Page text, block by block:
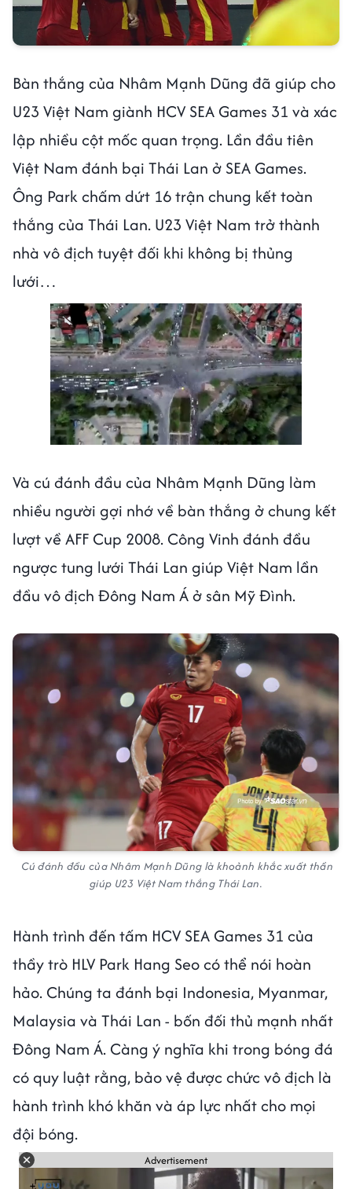
Bàn thắng của Nhâm Mạnh Dũng đã giúp cho
U23 Việt Nam giành HCV SEA Games 31 và xác
lập nhiều cột mốc quan trọng. Lần đầu tiên
Việt Nam đánh bại Thái Lan ở SEA Games.
Ông Park chấm dứt 16 trận chung kết toàn
thắng của Thái Lan. U23 Việt Nam trở thành
nhà vô địch tuyệt đối khi không bị thủng
lưới…
Và cú đánh đầu của Nhâm Mạnh Dũng làm
nhiều người gợi nhớ về bàn thắng ở chung kết
lượt về AFF Cup 2008. Công Vinh đánh đầu
ngược tung lưới Thái Lan giúp Việt Nam lần
đầu vô địch Đông Nam Á ở sân Mỹ Đình.
Cú đánh đầu của Nhâm Mạnh Dũng là khoảnh khắc xuất thần
giúp U23 Việt Nam thắng Thái Lan.
Hành trình đến tấm HCV SEA Games 31 của
thầy trò HLV Park Hang Seo có thể nói hoàn
hảo. Chúng ta đánh bại Indonesia, Myanmar,
Malaysia và Thái Lan - bốn đối thủ mạnh nhất
Đông Nam Á. Càng ý nghĩa khi trong bóng đá
có quy luật rằng, bảo vệ được chức vô địch là
hành trình khó khăn và áp lực nhất cho mọi
đội bóng.
Advertisement